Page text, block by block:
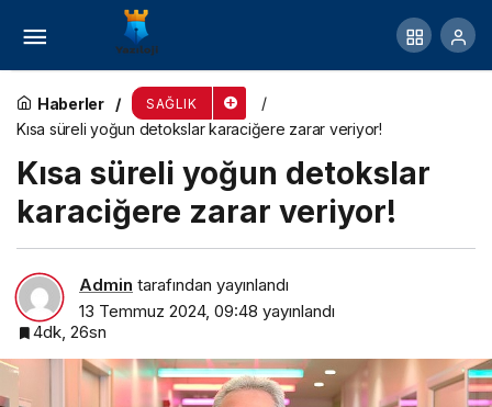
Haberler SAĞLIK
Kısa süreli yoğun detokslar karaciğere zarar veriyor!
Kısa süreli yoğun detokslar
karaciğere zarar veriyor!
Admin tarafından yayınlandı
13 Temmuz 2024, 09:48 yayınlandı
4dk, 26sn
Uzmanından yaz tatilinin verimli geçirilmesi için
öneriler! Çocuklar açık havaya çıkmalı!